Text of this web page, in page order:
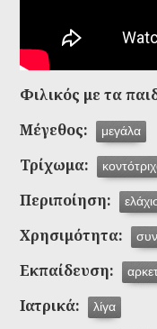
Φιλικός με τα
Μέγεθος: μεγάλα
Τρίχωμα:
Περιποίηση:
Χρησιμότητα:
Εκπαίδευση:
Ιατρικά: λίγα